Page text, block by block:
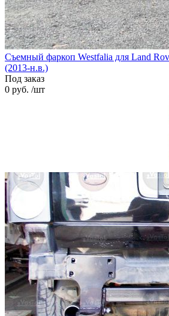
Съемный фаркоп Westfalia для Land
(2013-н.в.)
Под заказ
0 руб. /шт